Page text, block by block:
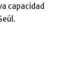
capacidad